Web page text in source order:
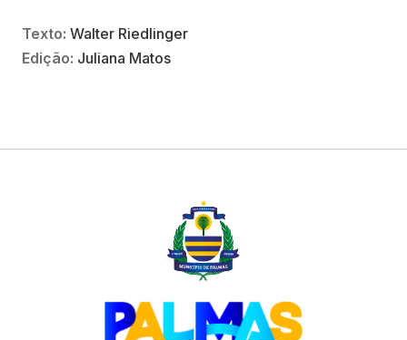
Texto: Walter Riedlinger
Edição: Juliana Matos